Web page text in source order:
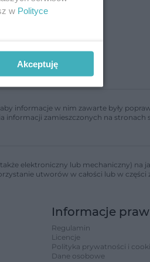
informacje w nim zawarte były
informacji zamieszczonych na stronach
elektroniczny lub mechaniczny) na
utworów w całości lub w części
Informacje
Regulamin
Licencje
Polityka prywatności i
Dane osobowe
w Polityce
Akceptuję